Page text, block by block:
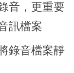
音，更重要
訊檔案
錄音檔案靜